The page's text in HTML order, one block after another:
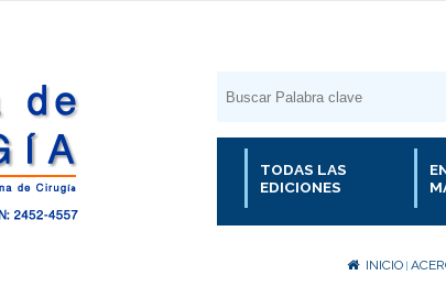
TODAS LAS
EDICIONES
INICIO